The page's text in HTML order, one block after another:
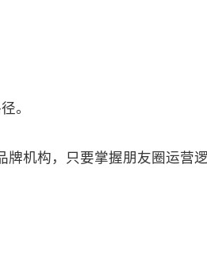
。
牌机构，只要掌握朋友圈运营